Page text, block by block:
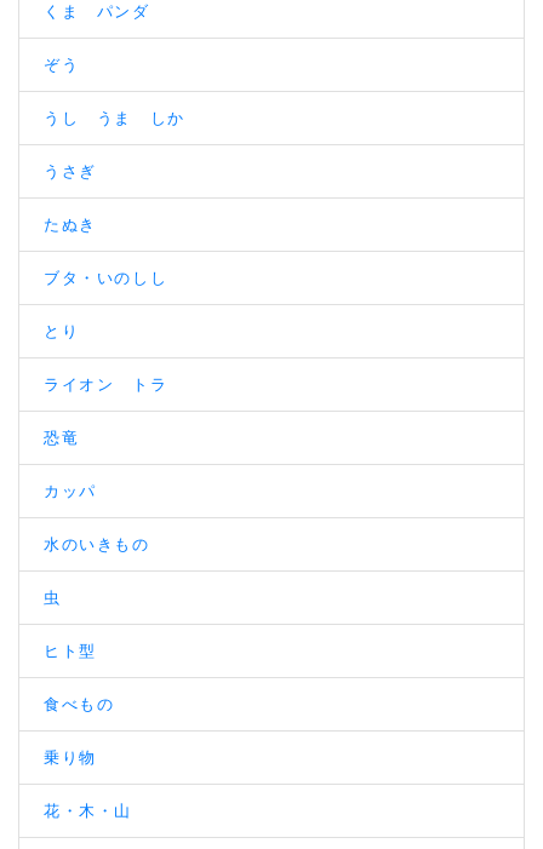
くま パンダ
ぞう
うし うま しか
うさぎ
たぬき
ブタ・いのしし
とり
ライオン トラ
恐竜
カッパ
水のいきもの
虫
ヒト型
食べもの
乗り物
花・木・山